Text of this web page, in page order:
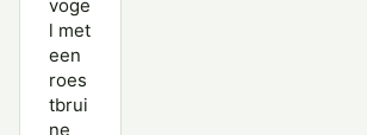
voge
l met
een
roes
tbrui
ne